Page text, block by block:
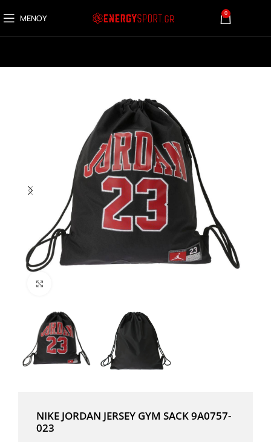
ΜΕΝΟΎ 0
NIKE JORDAN JERSEY GYM SACK 9A0757-
023